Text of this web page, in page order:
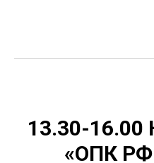
13.30-16.00
«ОПК